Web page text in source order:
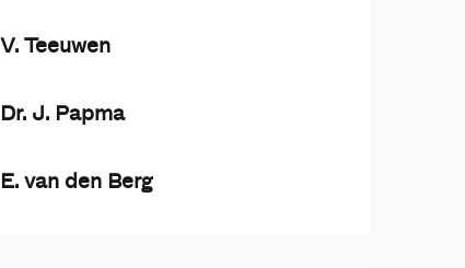
V. Teeuwen
Dr. J. Papma
E. van den Berg